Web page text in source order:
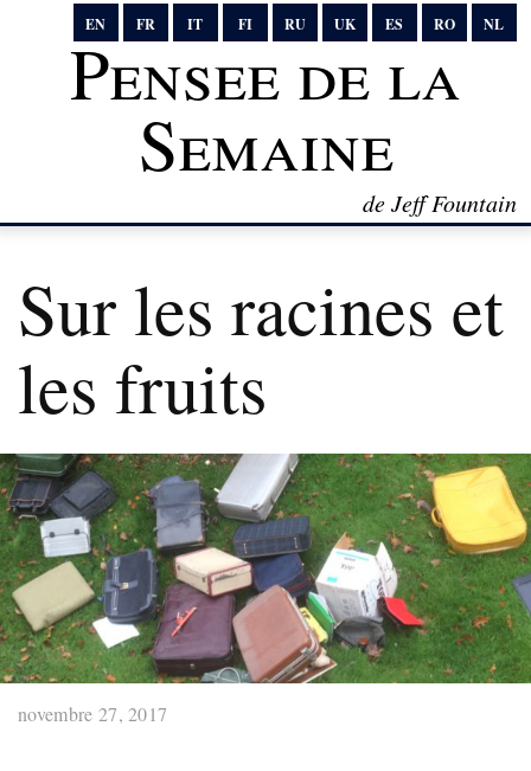
EN FR IT FI RU UK ES RO NL
Pensee de la
Semaine
de Jeff Fountain
Sur les racines et
les fruits
novembre 27, 2017